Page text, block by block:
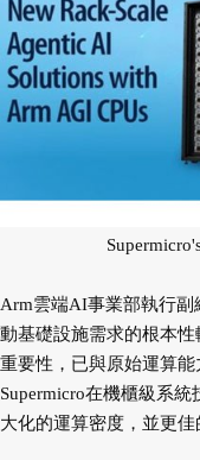
Arm雲端AI事業部執行副
動基礎設施需求的根本
重要性，已與原始運算
Supermicro在機櫃級系
大化的運算密度，並更佳